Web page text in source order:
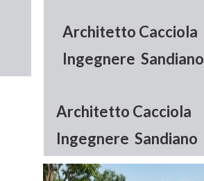
Architetto Cacciola
Ingegnere Sandiano
Architetto Cacciola
Ingegnere Sandiano